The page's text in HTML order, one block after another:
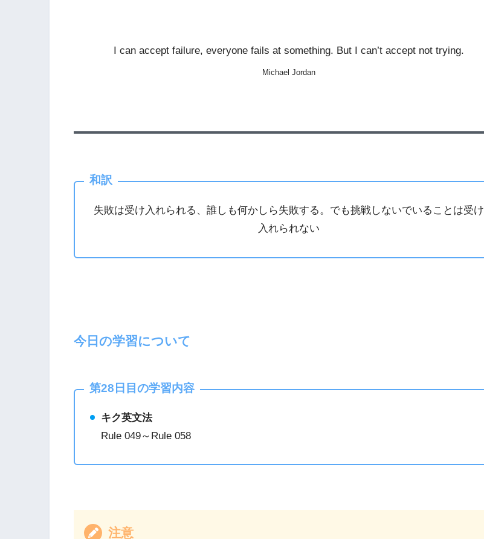
I can accept failure, everyone fails at something. But I can’t accept not trying.
Michael Jordan
和訳
失敗は受け入れられる、誰しも何かしら失敗する。でも挑戦しないでいることは受け
入れられない
今日の学習について
第28日目の学習内容
キク英文法
Rule 049～Rule 058
注意